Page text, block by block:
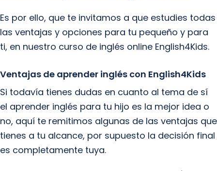
Es por ello, que te invitamos a que estudies todas
las ventajas y opciones para tu pequeño y para
ti, en nuestro curso de inglés online English4Kids.
Ventajas de aprender inglés con English4Kids
Si todavía tienes dudas en cuanto al tema de sí
el aprender inglés para tu hijo es la mejor idea o
no, aquí te remitimos algunas de las ventajas que
tienes a tu alcance, por supuesto la decisión final
es completamente tuya.